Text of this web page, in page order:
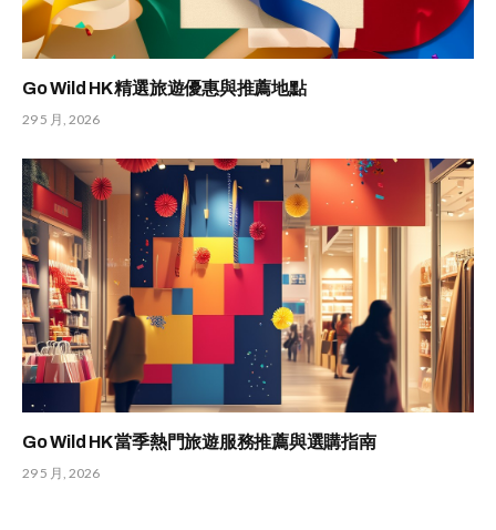
Go Wild HK 精選旅遊優惠與推薦地點
29 5 月, 2026
Go Wild HK 當季熱門旅遊服務推薦與選購指南
29 5 月, 2026